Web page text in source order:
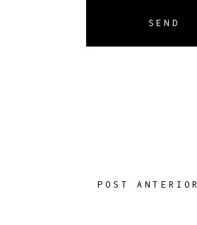
SEND
POST ANTERIOR